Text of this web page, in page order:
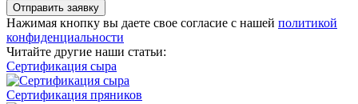
Отправить заявку
Нажимая кнопку вы даете свое согласие с нашей политикой
конфиденциальности
Читайте другие наши статьи:
Сертификация сыра
Сертификация пряников